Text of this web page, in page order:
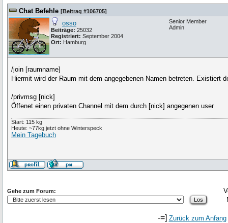
Chat Befehle [Beitrag #106705]
osso
Beiträge: 25032
Registriert: September 2004
Ort: Hamburg
Senior Member
Admin
/join [raumname]
Hiermit wird der Raum mit dem angegebenen Namen betreten. Existiert
/privmsg [nick]
Öffenet einen privaten Channel mit dem durch [nick] angegenen user
Start: 115 kg
Heute: ~77kg jetzt ohne Winterspeck
Mein Tagebuch
Gehe zum Forum:
-=] Zurück zum Anfang